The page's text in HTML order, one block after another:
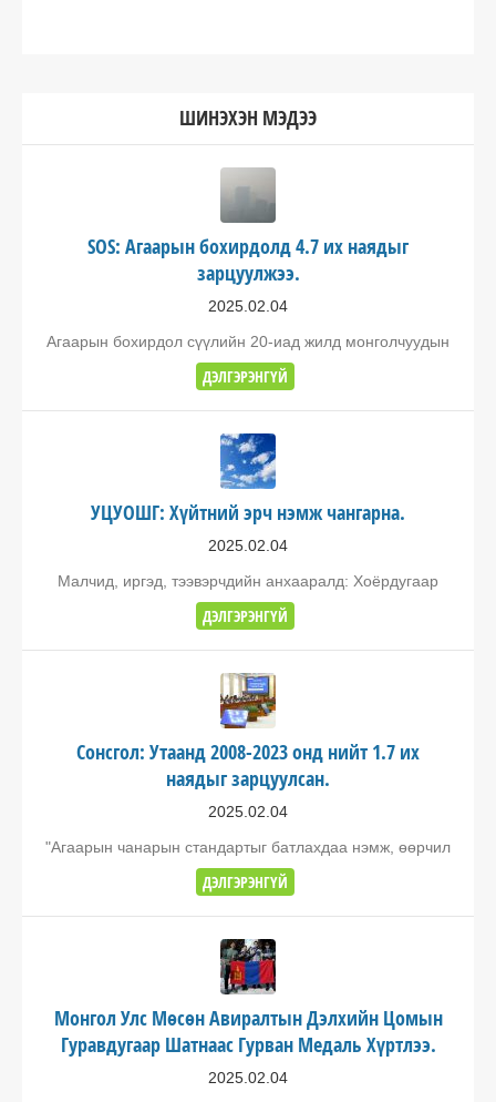
ШИНЭХЭН МЭДЭЭ
SOS: Агаарын бохирдолд 4.7 их наядыг
зарцуулжээ.
2025.02.04
Агаарын бохирдол сүүлийн 20-иад жилд монголчуудын
ДЭЛГЭРЭНГҮЙ
УЦУОШГ: Хүйтний эрч нэмж чангарна.
2025.02.04
Малчид, иргэд, тээвэрчдийн анхааралд: Хоёрдугаар
ДЭЛГЭРЭНГҮЙ
Сонсгол: Утаанд 2008-2023 онд нийт 1.7 их
наядыг зарцуулсан.
2025.02.04
"Агаарын чанарын стандартыг батлахдаа нэмж, өөрчил
ДЭЛГЭРЭНГҮЙ
Монгол Улс Мөсөн Авиралтын Дэлхийн Цомын
Гуравдугаар Шатнаас Гурван Медаль Хүртлээ.
2025.02.04